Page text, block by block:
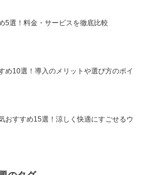
5選！料金・サービスを徹底比較
め10選！導入のメリットや選び方のポイ
おすすめ15選！涼しく快適にすごせるウ